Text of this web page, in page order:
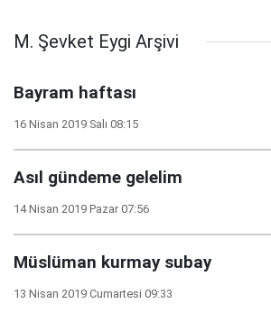
M. Şevket Eygi Arşivi
Bayram haftası
16 Nisan 2019 Salı 08:15
Asıl gündeme gelelim
14 Nisan 2019 Pazar 07:56
Müslüman kurmay subay
13 Nisan 2019 Cumartesi 09:33